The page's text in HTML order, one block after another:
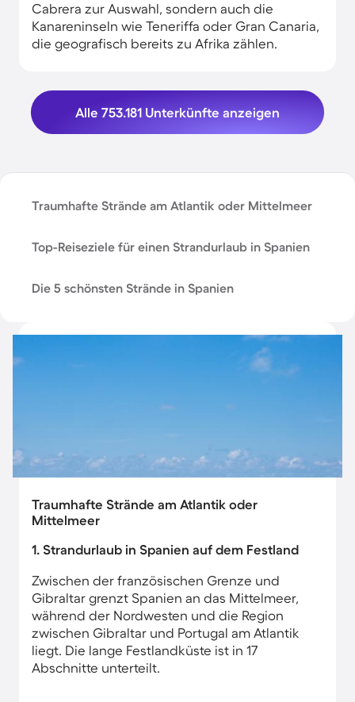
Cabrera zur Auswahl, sondern auch die
Kanareninseln wie Teneriffa oder Gran Canaria,
die geografisch bereits zu Afrika zählen.
Alle 753.181 Unterkünfte anzeigen
Traumhafte Strände am Atlantik oder Mittelmeer
Top-Reiseziele für einen Strandurlaub in Spanien
Die 5 schönsten Strände in Spanien
Traumhafte Strände am Atlantik oder
Mittelmeer
1. Strandurlaub in Spanien auf dem Festland
Zwischen der französischen Grenze und
Gibraltar grenzt Spanien an das Mittelmeer,
während der Nordwesten und die Region
zwischen Gibraltar und Portugal am Atlantik
liegt. Die lange Festlandküste ist in 17
Abschnitte unterteilt.